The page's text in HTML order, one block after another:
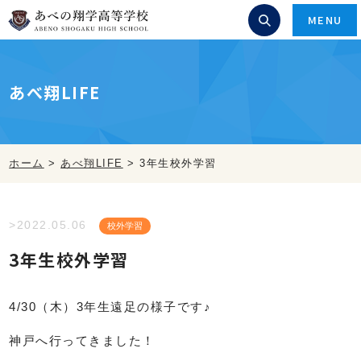
MENU
あべ翔LIFE
ホーム >あべ翔LIFE >3年生校外学習
>2022.05.06 校外学習
3年生校外学習
4/30（木）3年生遠足の様子です♪
神戸へ行ってきました！